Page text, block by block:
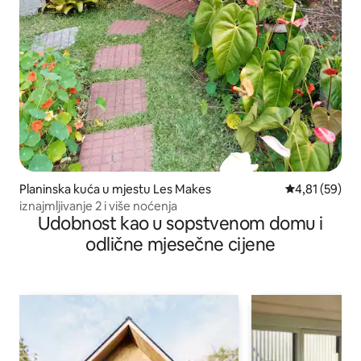
Planinska kuća u mjestu Les Makes prosječna
4,81 (59)
iznajmljivanje 2 i više noćenja
Udobnost kao u sopstvenom domu i
odlične mjesečne cijene